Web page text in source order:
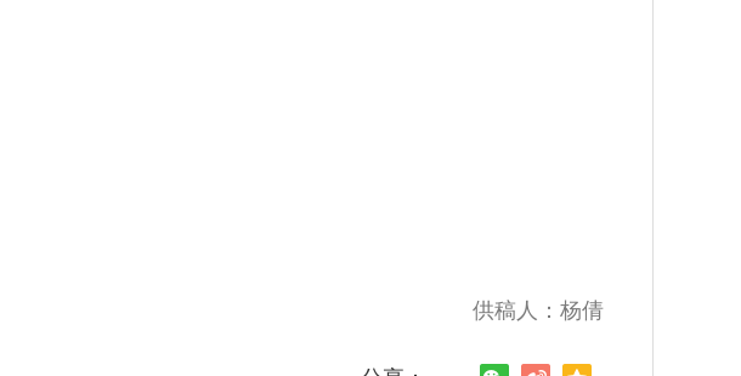
供稿人：杨倩